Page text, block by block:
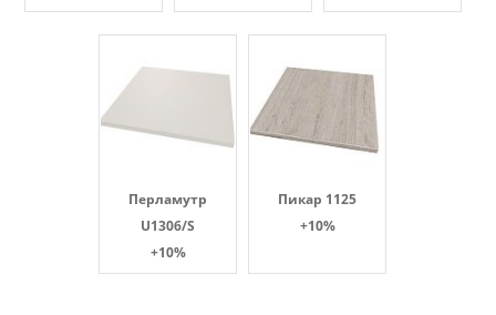
Перламутр
U1306/S
+10%
Пикар 1125
+10%